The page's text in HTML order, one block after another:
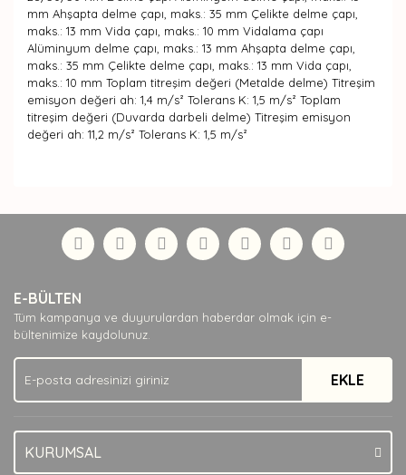
mm Ahşapta delme çapı, maks.: 35 mm Çelikte delme çapı,
maks.: 13 mm Vida çapı, maks.: 10 mm Vidalama çapı
Alüminyum delme çapı, maks.: 13 mm Ahşapta delme çapı,
maks.: 35 mm Çelikte delme çapı, maks.: 13 mm Vida çapı,
maks.: 10 mm Toplam titreşim değeri (Metalde delme) Titreşim
emisyon değeri ah: 1,4 m/s² Tolerans K: 1,5 m/s² Toplam
titreşim değeri (Duvarda darbeli delme) Titreşim emisyon
değeri ah: 11,2 m/s² Tolerans K: 1,5 m/s²
Yorum Yaz
formunu kullanarak tarafımıza iletebilirsiniz.
Görüş ve önerileriniz için teşekkür ederiz.
Ürün açıklamasında eksik bilgiler bulunuyor.
Ürün bilgilerinde hatalar bulunuyor.
Ürün fiyatı diğer sitelerden daha pahalı.
Bu ürüne benzer farklı alternatifler olmalı.
E-BÜLTEN
Tüm kampanya ve duyurulardan haberdar olmak için e-
bültenimize kaydolunuz.
EKLE
KURUMSAL